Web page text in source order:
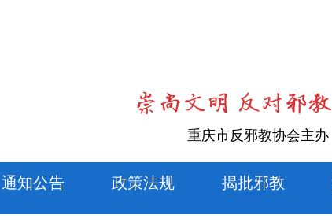
重庆市反邪教协会主办
通知公告 政策法规 揭批邪教